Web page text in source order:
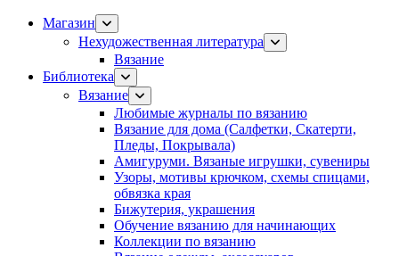
Магазин
Нехудожественная литература
Вязание
Библиотека
Вязание
Любимые журналы по вязанию
Вязание для дома (Салфетки, Скатерти,
Пледы, Покрывала)
Амигуруми. Вязаные игрушки, сувениры
Узоры, мотивы крючком, схемы спицами,
обвязка края
Бижутерия, украшения
Обучение вязанию для начинающих
Коллекции по вязанию